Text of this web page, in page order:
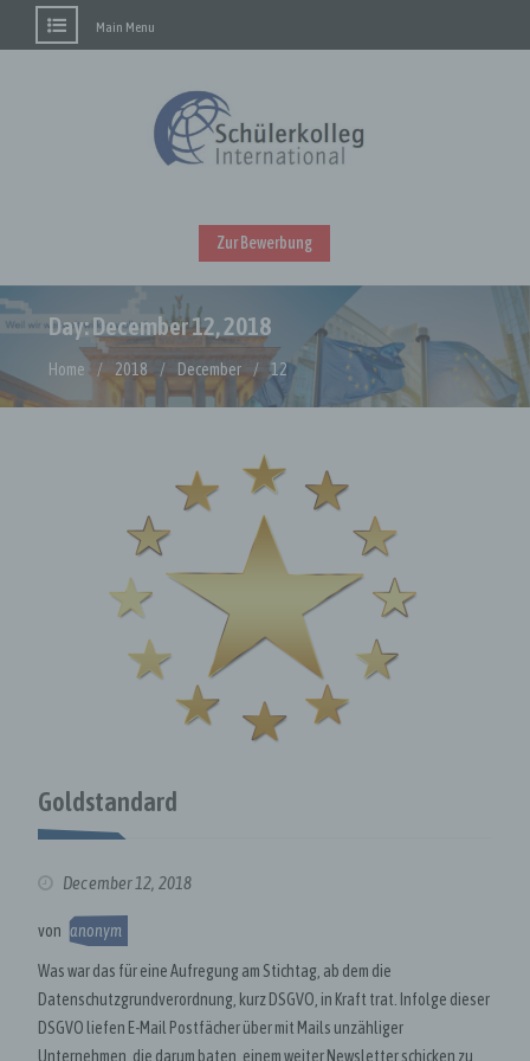
Main Menu
Zur Bewerbung
Day:December 12, 2018
Home 2018 December 12
Goldstandard
December 12, 2018
von anonym
Was war das für eine Aufregung am Stichtag, ab dem die
Datenschutzgrundverordnung, kurz DSGVO, in Kraft trat. Infolge dieser
DSGVO liefen E-Mail Postfächer über mit Mails unzähliger
Unternehmen, die darum baten, einem weiter Newsletter schicken zu